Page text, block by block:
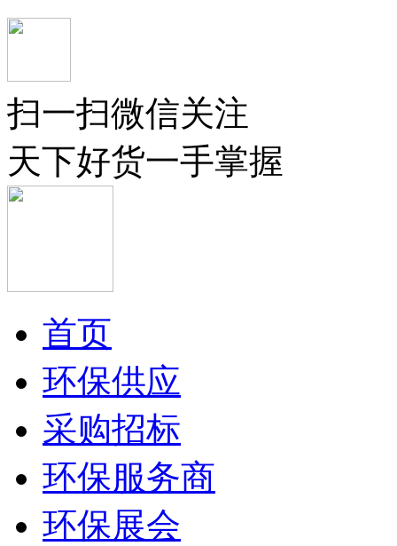
扫一扫微信关注
天下好货一手掌握
首页
环保供应
采购招标
环保服务商
环保展会